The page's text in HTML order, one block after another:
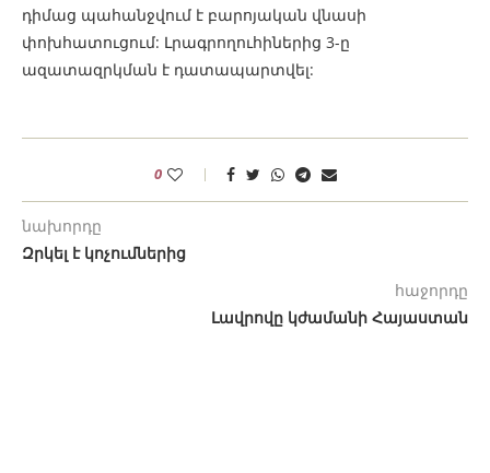
դիմաց պահանջվում է բարոյական վնասի
փոխհատուցում: Լրագրողուհիներից 3-ը
ազատազրկման է դատապարտվել:
0
նախորդը
Զրկել է կոչումներից
հաջորդը
Լավրովը կժամանի Հայաստան